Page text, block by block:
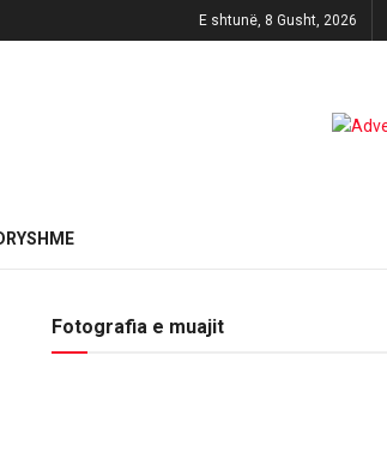
E shtunë, 8 Gusht, 2026
Fotografia e muajit